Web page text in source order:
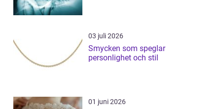
03 juli 2026
Smycken som speglar
personlighet och stil
01 juni 2026